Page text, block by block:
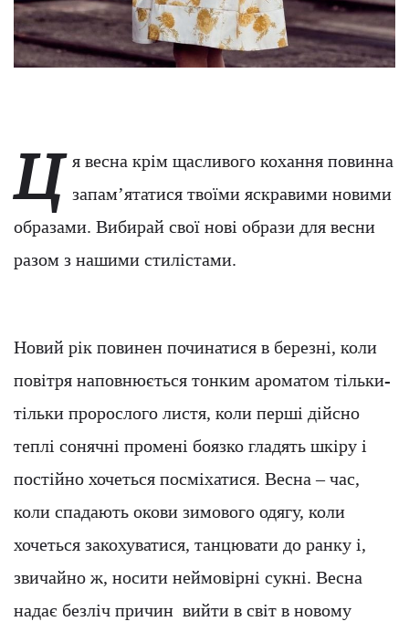
Ц я весна крім щасливого кохання повинна
запам’ятатися твоїми яскравими новими
образами. Вибирай свої нові образи для весни
разом з нашими стилістами.
Новий рік повинен починатися в березні, коли
повітря наповнюється тонким ароматом тільки-
тільки пророслого листя, коли перші дійсно
теплі сонячні промені боязко гладять шкіру і
постійно хочеться посміхатися. Весна – час,
коли спадають окови зимового одягу, коли
хочеться закохуватися, танцювати до ранку і,
звичайно ж, носити неймовірні сукні. Весна
надає безліч причин вийти в світ в новому